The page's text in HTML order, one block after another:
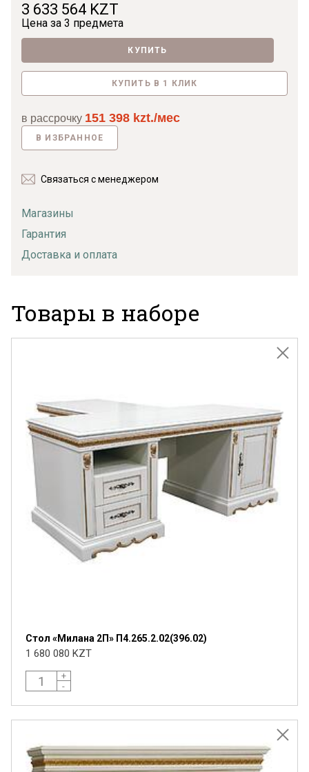
3 633 564 KZT
Цена за 3 предмета
КУПИТЬ
КУПИТЬ В 1 КЛИК
в рассрочку 151 398 kzt./мес
В ИЗБРАННОЕ
Связаться с менеджером
Магазины
Гарантия
Доставка и оплата
Товары в наборе
Стол «Милана 2П» П4.265.2.02(396.02)
1 680 080 KZT
+
-